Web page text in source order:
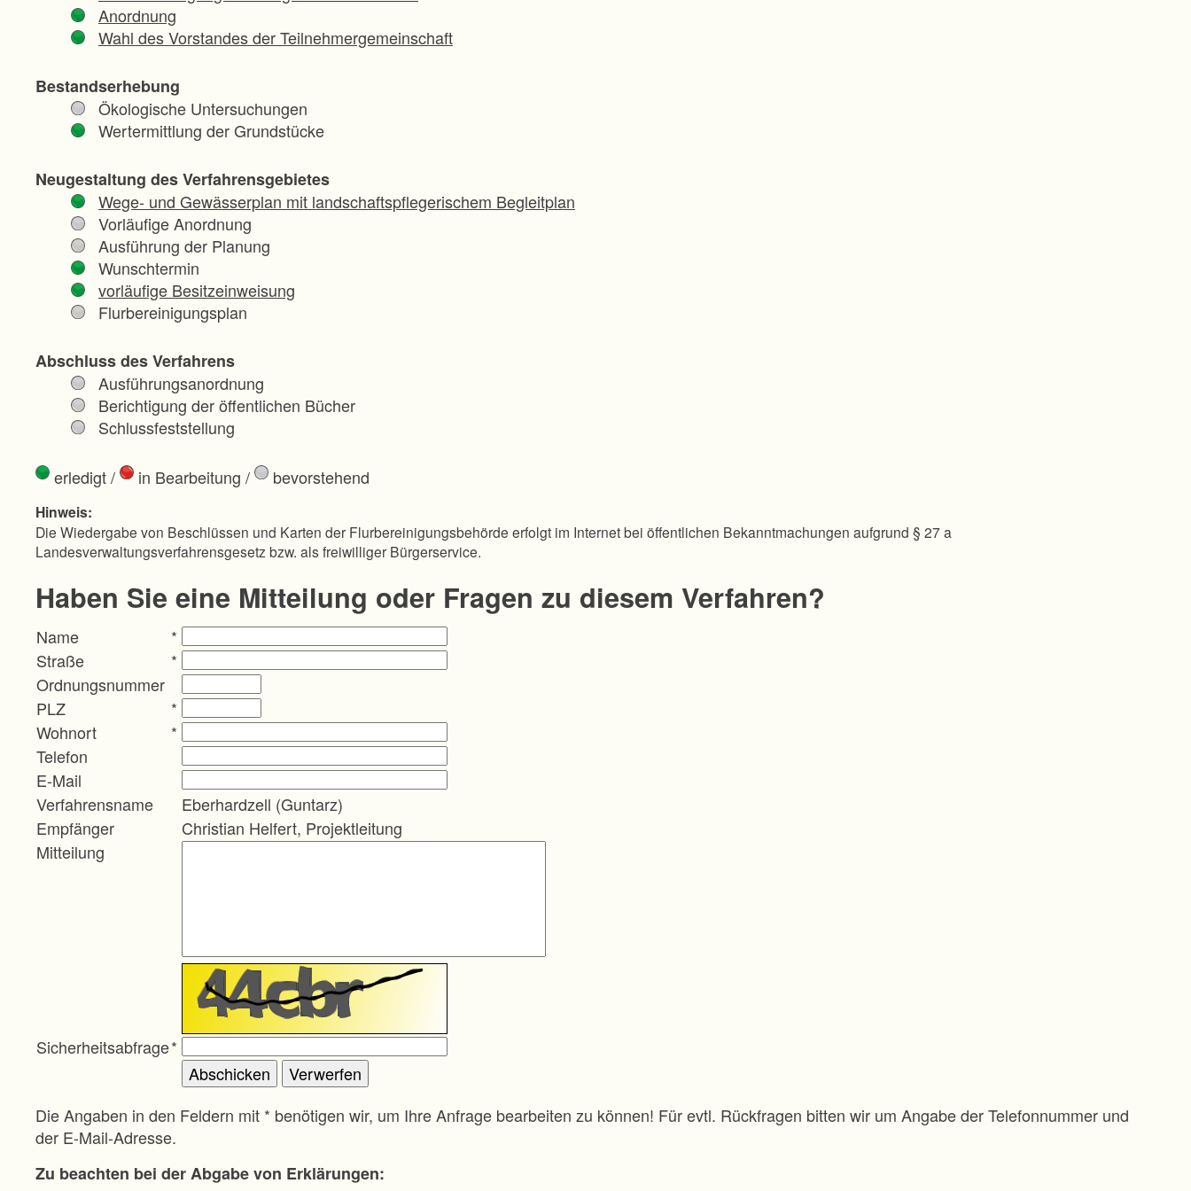
Anordnung
Wahl des Vorstandes der Teilnehmergemeinschaft
Bestandserhebung
Ökologische Untersuchungen
Wertermittlung der Grundstücke
Neugestaltung des Verfahrensgebietes
Wege- und Gewässerplan mit landschaftspflegerischem Begleitplan
Vorläufige Anordnung
Ausführung der Planung
Wunschtermin
vorläufige Besitzeinweisung
Flurbereinigungsplan
Abschluss des Verfahrens
Ausführungsanordnung
Berichtigung der öffentlichen Bücher
Schlussfeststellung
erledigt/ in Bearbeitung / bevorstehend
Hinweis:
Die Wiedergabe von Beschlüssen und Karten der Flurbereinigungsbehörde erfolgt im Internet bei öffentlichen Bekanntmachungen aufgrund § 27 a
Landesverwaltungsverfahrensgesetz bzw. als freiwilliger Bürgerservice.
Haben Sie eine Mitteilung oder Fragen zu diesem Verfahren?
Name
*
Straße
*
Ordnungsnummer
PLZ
*
Wohnort
*
Telefon
E-Mail
Verfahrensname
Eberhardzell (Guntarz)
Empfänger
Christian Helfert, Projektleitung
Mitteilung
Sicherheitsabfrage*
Die Angaben in den Feldern mit * benötigen wir, um Ihre Anfrage bearbeiten zu können! Für evtl. Rückfragen bitten wir um Angabe der Telefonnummer und
der E-Mail-Adresse.
Zu beachten bei der Abgabe von Erklärungen: